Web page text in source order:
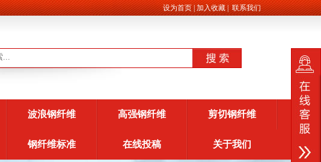
设为首页|加入收藏|联系我们
波浪钢纤维 高强钢纤维 剪切钢纤维
钢纤维标准 在线投稿 关于我们